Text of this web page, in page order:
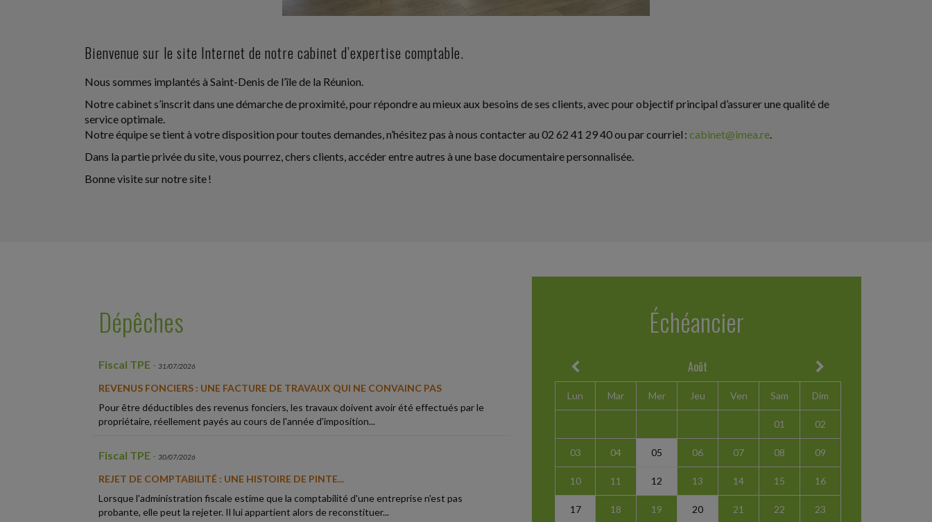
Bienvenue sur le site Internet de notre cabinet d’expertise comptable.
Nous sommes implantés à Saint-Denis de l’île de la Réunion.
Notre cabinet s’inscrit dans une démarche de proximité, pour répondre au mieux aux besoins de ses clients, avec pour objectif principal d’assurer une qualité de
service optimale.
Notre équipe se tient à votre disposition pour toutes demandes, n’hésitez pas à nous contacter au 02 62 41 29 40 ou par courriel : cabinet@imea.re.
Dans la partie privée du site, vous pourrez, chers clients, accéder entre autres à une base documentaire personnalisée.
Bonne visite sur notre site !
Dépêches
Fiscal TPE - 31/07/2026
REVENUS FONCIERS : UNE FACTURE DE TRAVAUX QUI NE CONVAINC PAS
Pour être déductibles des revenus fonciers, les travaux doivent avoir été effectués par le
propriétaire, réellement payés au cours de l'année d'imposition...
Fiscal TPE - 30/07/2026
REJET DE COMPTABILITÉ : UNE HISTOIRE DE PINTE...
Lorsque l'administration fiscale estime que la comptabilité d'une entreprise n'est pas
probante, elle peut la rejeter. Il lui appartient alors de reconstituer...
Échéancier
Août
Lun Mar Mer Jeu Ven Sam Dim
01 02
03 04 05 06 07 08 09
10 11 12 13 14 15 16
17 18 19 20 21 22 23